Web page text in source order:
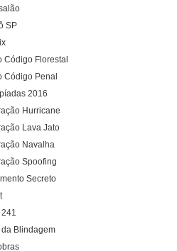
SP
Código Florestal
Código Penal
2016
Hurricane
Lava Jato
Navalha
Spoofing
Secreto
241
da Blindagem